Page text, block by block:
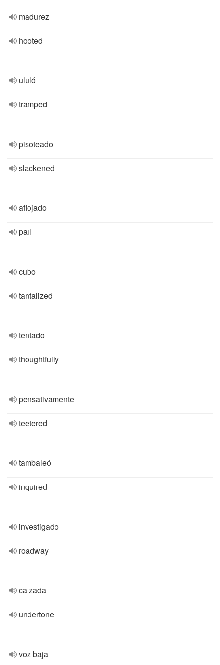
madurez
hooted
ululó
tramped
pisoteado
slackened
aflojado
pail
cubo
tantalized
tentado
thoughtfully
pensativamente
teetered
tambaleó
inquired
investigado
roadway
calzada
undertone
voz baja